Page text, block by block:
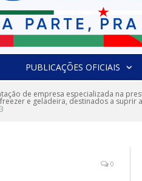
PUBLICAÇÕES OFICIAIS
de empresa especializada na
e geladeira, destinados a suprir
0